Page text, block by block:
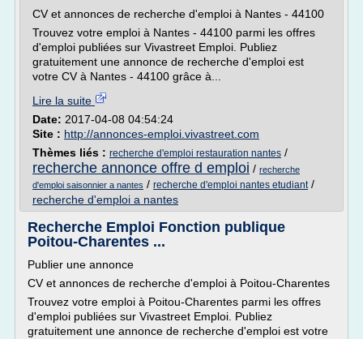
CV et annonces de recherche d'emploi à Nantes - 44100
Trouvez votre emploi à Nantes - 44100 parmi les offres
d'emploi publiées sur Vivastreet Emploi. Publiez
gratuitement une annonce de recherche d'emploi est
votre CV à Nantes - 44100 grâce à...
Lire la suite
Date: 2017-04-08 04:54:24
Site : http://annonces-emploi.vivastreet.com
Thèmes liés : recherche d'emploi restauration nantes /
recherche annonce offre d emploi / recherche
d'emploi saisonnier a nantes / recherche d'emploi nantes etudiant/
recherche d'emploi a nantes
Recherche Emploi Fonction publique
Poitou-Charentes ...
Publier une annonce
CV et annonces de recherche d'emploi à Poitou-Charentes
Trouvez votre emploi à Poitou-Charentes parmi les offres
d'emploi publiées sur Vivastreet Emploi. Publiez
gratuitement une annonce de recherche d'emploi est votre